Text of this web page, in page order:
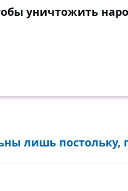
уничтожить
лишь постольку,